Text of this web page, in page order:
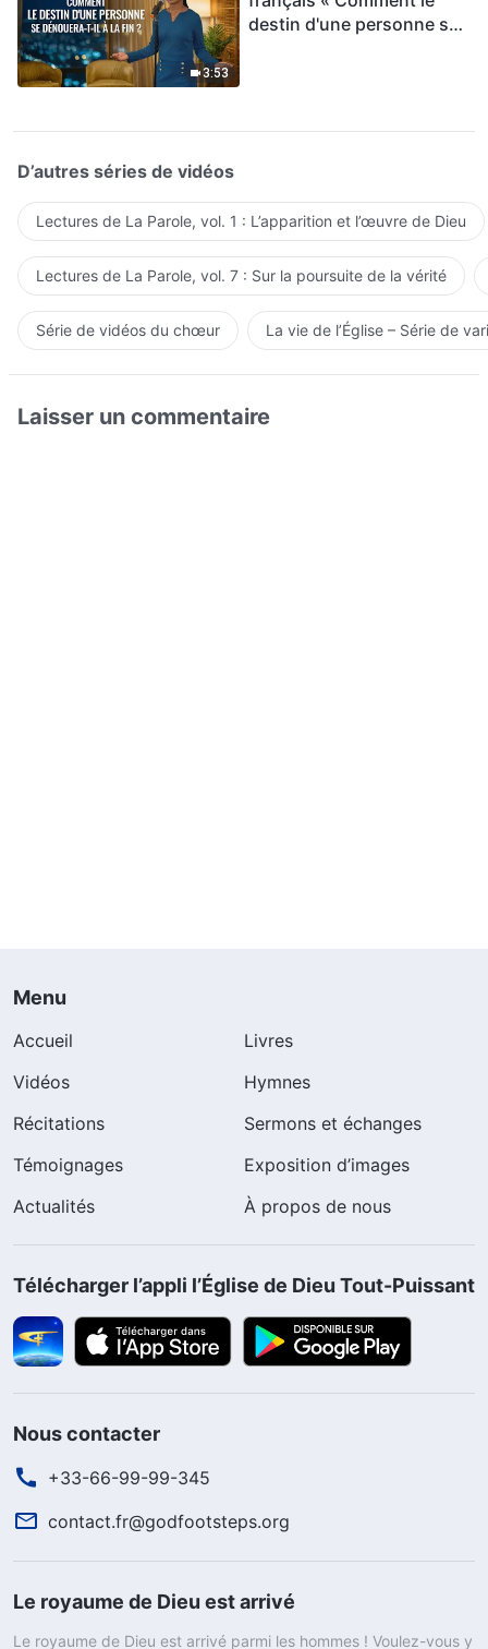
3:53
destin d'une personne se
D’autres séries de vidéos
Lectures de La Parole, vol. 1 : L’apparition et l’œuvre de Dieu
Lectures de La Parole, vol. 7 : Sur la poursuite de la vérité
Série de vidéos du chœur La vie de l’Église – Série de
Laisser un commentaire
Menu
Accueil
Livres
Vidéos
Hymnes
Récitations
Sermons et échanges
Témoignages
Exposition d’images
Actualités
À propos de nous
Télécharger l’appli l’Église de Dieu Tout-Puissant
Nous contacter
+33-66-99-99-345
contact.fr@godfootsteps.org
Le royaume de Dieu est arrivé
Le royaume de Dieu est arrivé parmi les hommes ! Voulez-vous y